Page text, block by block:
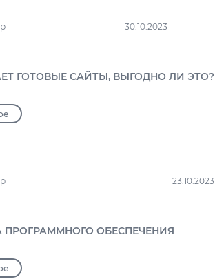
30.10.2023
ГОТОВЫЕ САЙТЫ, ВЫГОДНО ЛИ ЭТО?
23.10.2023
ПРОГРАММНОГО ОБЕСПЕЧЕНИЯ